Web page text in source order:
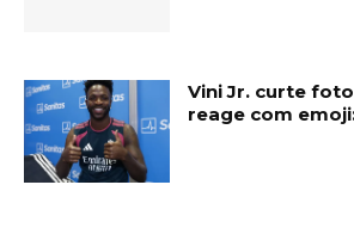
Vini Jr. curte
reage com